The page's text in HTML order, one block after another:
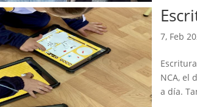
7, Feb
NCA, el
a día.